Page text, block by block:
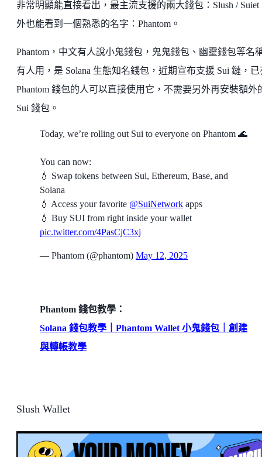
非常明顯能直接看出，最主流支援的兩大錢包：Slush / Suiet
外也能看到一個熟悉的名字：Phantom。
Phantom，中文有人說小鬼錢包，鬼鬼錢包、幽靈錢包等名
有人用，是 Solana 生態知名錢包，近期宣布支援 Sui 鏈，已
Phantom 錢包的人可以直接使用它，不需要另外再安裝額外
Sui 錢包。
Today, we’re rolling out Sui to everyone on Phantom 🌊
You can now:
💧 Swap tokens between Sui, Ethereum, Base, and
Solana
💧 Access your favorite @SuiNetwork apps
💧 Buy SUI from right inside your wallet
pic.twitter.com/4PasCjC3xj
— Phantom (@phantom) May 12, 2025
Phantom 錢包教學：
Solana 錢包教學｜Phantom Wallet 小鬼錢包｜創建
與轉帳教學
Slush Wallet